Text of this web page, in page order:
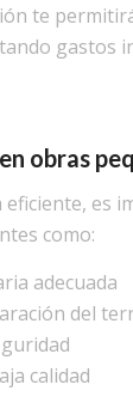
te
gastos
obras
es
como:
adecuada
del
calidad